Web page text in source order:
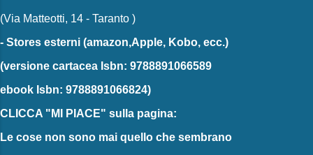
(Via Matteotti, 14 - Taranto )
- Stores esterni (amazon,Apple, Kobo, ecc.)
(versione cartacea Isbn: 9788891066589
ebook Isbn: 9788891066824)
CLICCA "MI PIACE" sulla pagina:
Le cose non sono mai quello che sembrano